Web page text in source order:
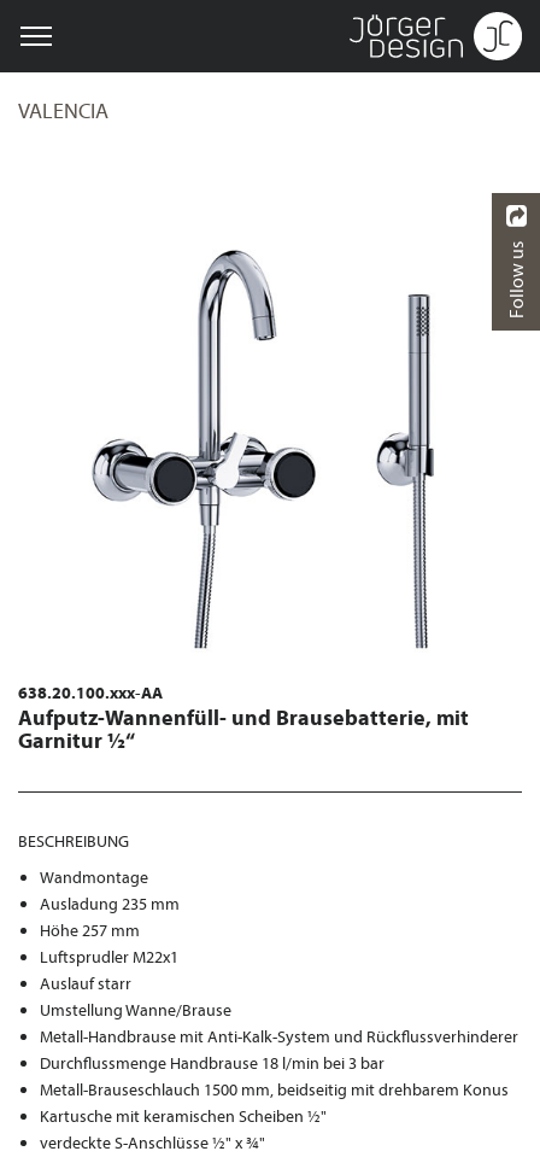
VALENCIA
638.20.100.xxx-AA
Aufputz-Wannenfüll- und Brausebatterie, mit
Garnitur ½“
BESCHREIBUNG
Wandmontage
Ausladung 235 mm
Höhe 257 mm
Luftsprudler M22x1
Auslauf starr
Umstellung Wanne/Brause
Metall-Handbrause mit Anti-Kalk-System und Rückflussverhinderer
Durchflussmenge Handbrause 18 l/min bei 3 bar
Metall-Brauseschlauch 1500 mm, beidseitig mit drehbarem Konus
Kartusche mit keramischen Scheiben ½"
verdeckte S-Anschlüsse ½" x ¾"
Follow us